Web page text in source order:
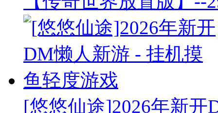
[悠悠仙途]2026年新开